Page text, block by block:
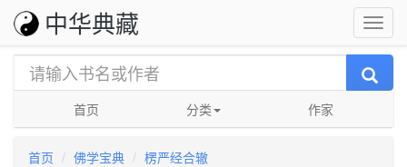
中华典藏
首页 分类 作家
首页 佛学宝典 楞严经合辙